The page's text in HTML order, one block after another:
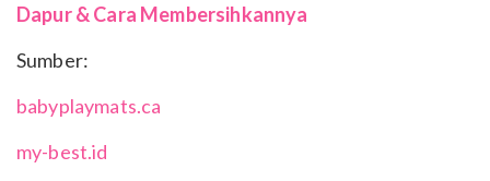
Dapur & Cara Membersihkannya
Sumber:
babyplaymats.ca
my-best.id